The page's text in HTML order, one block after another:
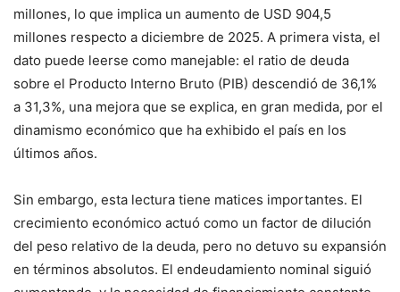
millones, lo que implica un aumento de USD 904,5
millones respecto a diciembre de 2025. A primera vista, el
dato puede leerse como manejable: el ratio de deuda
sobre el Producto Interno Bruto (PIB) descendió de 36,1%
a 31,3%, una mejora que se explica, en gran medida, por el
dinamismo económico que ha exhibido el país en los
últimos años.
Sin embargo, esta lectura tiene matices importantes. El
crecimiento económico actuó como un factor de dilución
del peso relativo de la deuda, pero no detuvo su expansión
en términos absolutos. El endeudamiento nominal siguió